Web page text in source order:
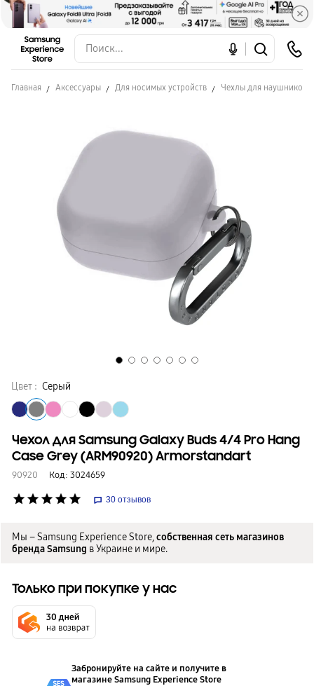
Главная Аксессуары Для носимых устройств Чехлы для наушников
Цвет : Серый
Чехол для Samsung Galaxy Buds 4/4 Pro Hang
Case Grey (ARM90920) Armorstandart
90920 Код: 3024659
star star star star star 30 отзывов
Мы – Samsung Experience Store,собственная сеть магазинов
бренда Samsung в Украине и мире.
Только при покупке у нас
Забронируйте на сайте и получите в
магазинеSamsung Experience Store